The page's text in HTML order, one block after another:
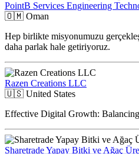
PointB Services Engineering
🇴🇲 Oman
Hep birlikte misyonumuzu
daha parlak hale getiriyoruz.
Razen Creations LLC
🇺🇸 United States
Effective Digital Growth:
Sharetrade Yapay Bitki ve Ağaç